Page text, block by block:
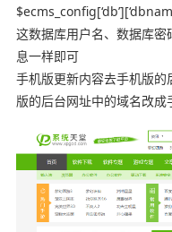
这数据库用户名、数据库
息一样即可
手机版更新内容去手机版
版的后台网址中的域名改成